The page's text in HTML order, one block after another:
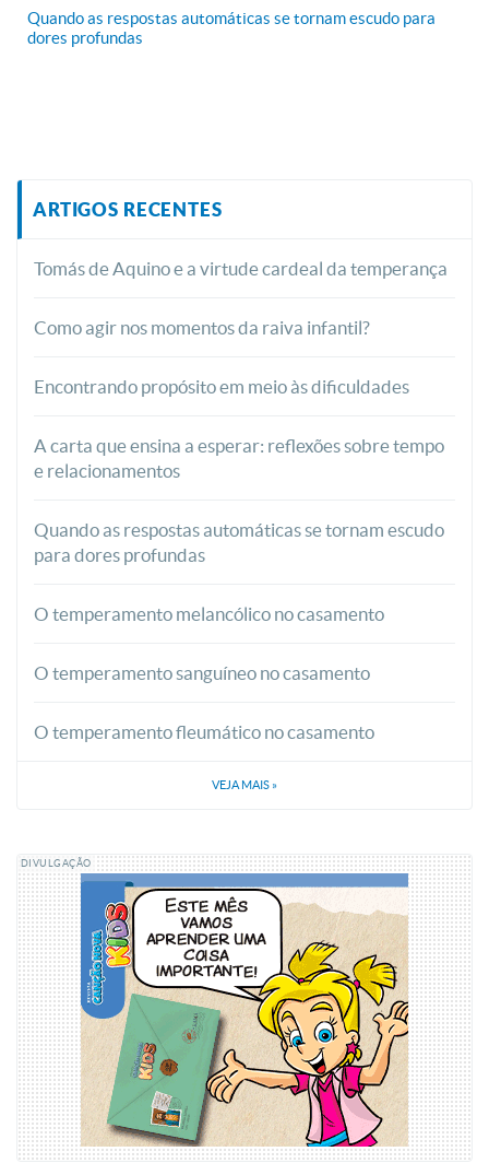
Quando as respostas automáticas se tornam escudo para
dores profundas
ARTIGOS RECENTES
Tomás de Aquino e a virtude cardeal da temperança
Como agir nos momentos da raiva infantil?
Encontrando propósito em meio às dificuldades
A carta que ensina a esperar: reflexões sobre tempo
e relacionamentos
Quando as respostas automáticas se tornam escudo
para dores profundas
O temperamento melancólico no casamento
O temperamento sanguíneo no casamento
O temperamento fleumático no casamento
VEJA MAIS »
DIVULGAÇÃO